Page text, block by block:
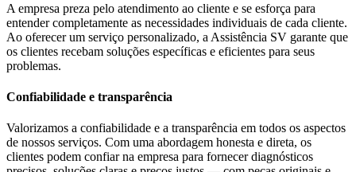
A empresa preza pelo atendimento ao cliente e se esforça para
entender completamente as necessidades individuais de cada cliente.
Ao oferecer um serviço personalizado, a Assistência SV garante que
os clientes recebam soluções específicas e eficientes para seus
problemas.
Confiabilidade e transparência
Valorizamos a confiabilidade e a transparência em todos os aspectos
de nossos serviços. Com uma abordagem honesta e direta, os
clientes podem confiar na empresa para fornecer diagnósticos